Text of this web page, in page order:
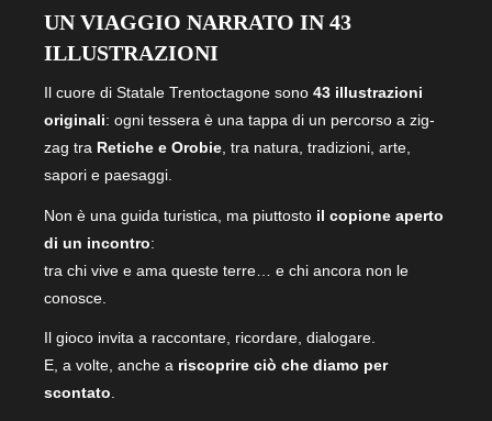
UN VIAGGIO NARRATO IN 43
ILLUSTRAZIONI
Il cuore di Statale Trentoctagone sono 43 illustrazioni
originali: ogni tessera è una tappa di un percorso a zig-
zag tra Retiche e Orobie, tra natura, tradizioni, arte,
sapori e paesaggi.
Non è una guida turistica, ma piuttosto il copione aperto
di un incontro:
tra chi vive e ama queste terre… e chi ancora non le
conosce.
Il gioco invita a raccontare, ricordare, dialogare.
E, a volte, anche a riscoprire ciò che diamo per
scontato.